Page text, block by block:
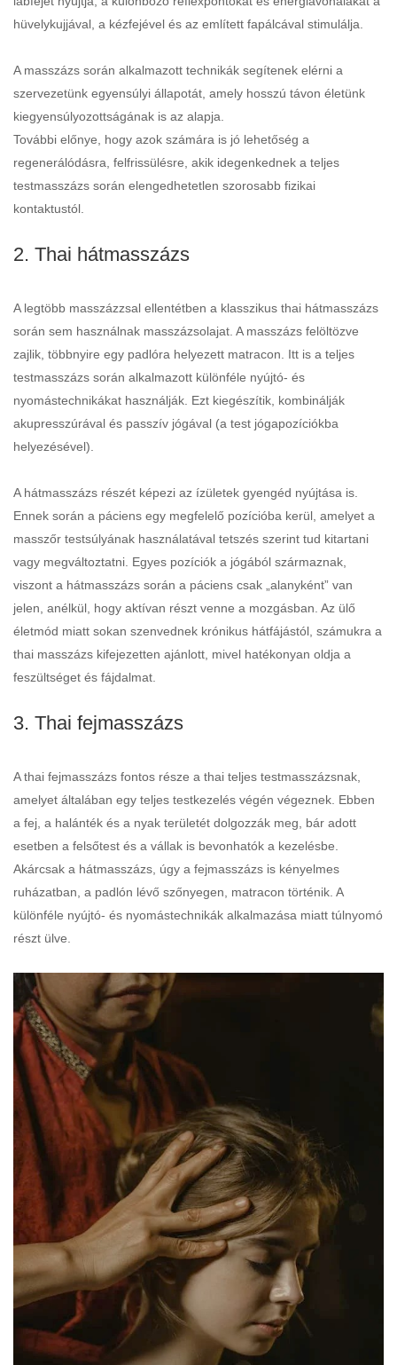
hüvelykujjával, a kézfejével és az említett fapálcával stimulálja.
A masszázs során alkalmazott technikák segítenek elérni a
szervezetünk egyensúlyi állapotát, amely hosszú távon életünk
kiegyensúlyozottságának is az alapja.
További előnye, hogy azok számára is jó lehetőség a
regenerálódásra, felfrissülésre, akik idegenkednek a teljes
testmasszázs során elengedhetetlen szorosabb fizikai
kontaktustól.
2. Thai hátmasszázs
A legtöbb masszázzsal ellentétben a klasszikus thai hátmasszázs
során sem használnak masszázsolajat. A masszázs felöltözve
zajlik, többnyire egy padlóra helyezett matracon. Itt is a teljes
testmasszázs során alkalmazott különféle nyújtó- és
nyomástechnikákat használják. Ezt kiegészítik, kombinálják
akupresszúrával és passzív jógával (a test jógapozíciókba
helyezésével).
A hátmasszázs részét képezi az ízületek gyengéd nyújtása is.
Ennek során a páciens egy megfelelő pozícióba kerül, amelyet a
masszőr testsúlyának használatával tetszés szerint tud kitartani
vagy megváltoztatni. Egyes pozíciók a jógából származnak,
viszont a hátmasszázs során a páciens csak „alanyként” van
jelen, anélkül, hogy aktívan részt venne a mozgásban. Az ülő
életmód miatt sokan szenvednek krónikus hátfájástól, számukra a
thai masszázs kifejezetten ajánlott, mivel hatékonyan oldja a
feszültséget és fájdalmat.
3. Thai fejmasszázs
A thai fejmasszázs fontos része a thai teljes testmasszázsnak,
amelyet általában egy teljes testkezelés végén végeznek. Ebben
a fej, a halánték és a nyak területét dolgozzák meg, bár adott
esetben a felsőtest és a vállak is bevonhatók a kezelésbe.
Akárcsak a hátmasszázs, úgy a fejmasszázs is kényelmes
ruházatban, a padlón lévő szőnyegen, matracon történik. A
különféle nyújtó- és nyomástechnikák alkalmazása miatt túlnyomó
részt ülve.